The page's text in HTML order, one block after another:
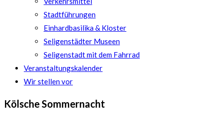
Stadtführungen
Einhardbasilika & Kloster
Seligenstädter Museen
Seligenstadt mit dem Fahrrad
Veranstaltungskalender
Wir stellen vor
Kölsche Sommernacht